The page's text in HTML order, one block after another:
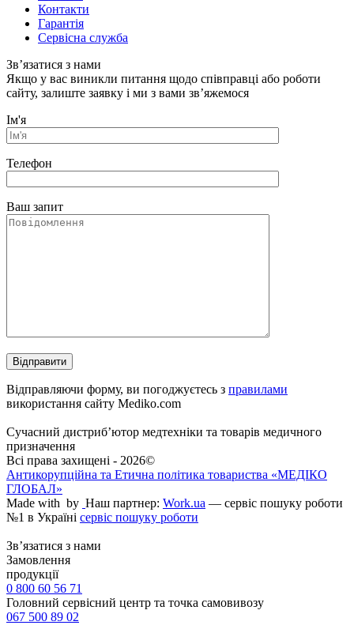
Контакти
Гарантія
Сервісна служба
Зв’язатися з нами
Якщо у вас виникли питання щодо співправці або роботи
сайту, залиште заявку і ми з вами зв’яжемося
Ім'я
Телефон
Ваш запит
Відправляючи форму, ви погоджуєтесь з правилами
використання сайту Mediko.com
Сучасний дистриб’ютор медтехніки та товарів медичного
призначення
Всі права захищені - 2026©
Антикорупційна та Етична політика товариства «МЕДІКО
ГЛОБАЛ»
Made with by Наш партнер: Work.ua — сервіс пошуку роботи
№1 в Україні сервіс пошуку роботи
Зв’язатися з нами
Замовлення
продукції
0 800 60 56 71
Головний сервісний центр та точка самовивозу
067 500 89 02